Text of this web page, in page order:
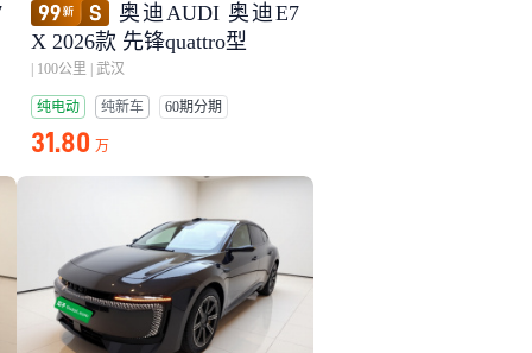
奥迪AUDI 奥迪E7
X 2026款 先锋quattro型
100公里 武汉
纯电动 纯新车 60期分期
31.80 万